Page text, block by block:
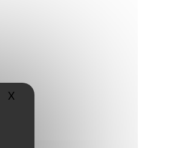
X Masquer le bandeau des cookies